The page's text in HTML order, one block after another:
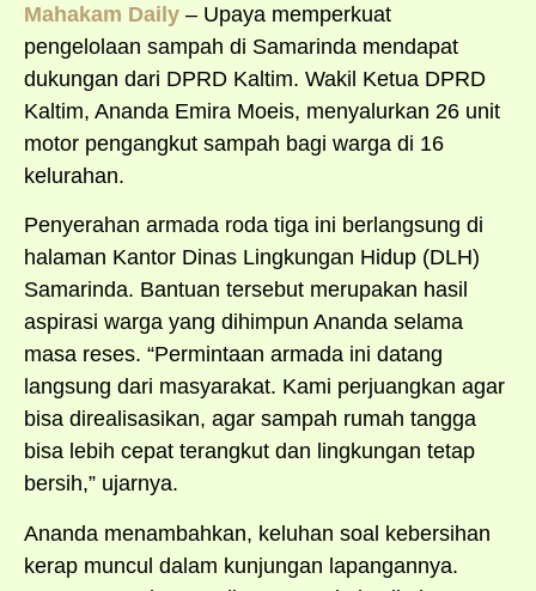
Mahakam Daily – Upaya memperkuat
pengelolaan sampah di Samarinda mendapat
dukungan dari DPRD Kaltim. Wakil Ketua DPRD
Kaltim, Ananda Emira Moeis, menyalurkan 26 unit
motor pengangkut sampah bagi warga di 16
kelurahan.
Penyerahan armada roda tiga ini berlangsung di
halaman Kantor Dinas Lingkungan Hidup (DLH)
Samarinda. Bantuan tersebut merupakan hasil
aspirasi warga yang dihimpun Ananda selama
masa reses. “Permintaan armada ini datang
langsung dari masyarakat. Kami perjuangkan agar
bisa direalisasikan, agar sampah rumah tangga
bisa lebih cepat terangkut dan lingkungan tetap
bersih,” ujarnya.
Ananda menambahkan, keluhan soal kebersihan
kerap muncul dalam kunjungan lapangannya.